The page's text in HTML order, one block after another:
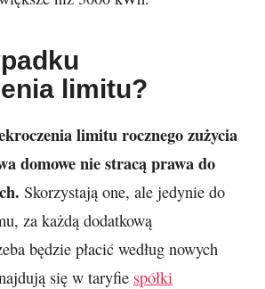
limitu?
limitu rocznego zużycia
domowe nie stracą prawa do
Skorzystają one, ale jedynie do
za każdą dodatkową
będzie płacić według nowych
się w taryfie spółki